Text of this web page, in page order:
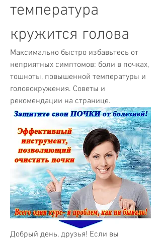
температура
кружится голова
Максимально быстро избавьтесь от
неприятных симптомов: боли в почках,
тошноты, повышенной температуры и
головокружения. Советы и
рекомендации на странице.
Добрый день, друзья! Если вы